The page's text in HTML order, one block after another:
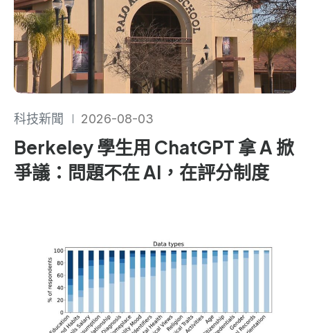
科技新聞 2026-08-03
Berkeley 學生用 ChatGPT 拿 A 掀
爭議：問題不在 AI，在評分制度